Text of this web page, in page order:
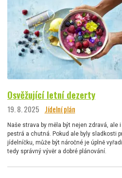
Osvěžující letní dezerty
19. 8. 2025 Jídelní plán
Naše strava by měla být nejen zdravá,
pestrá a chutná. Pokud ale byly sladkosti
jídelníčku, může být náročné je úplně
tedy správný vývěr a dobré plánování.